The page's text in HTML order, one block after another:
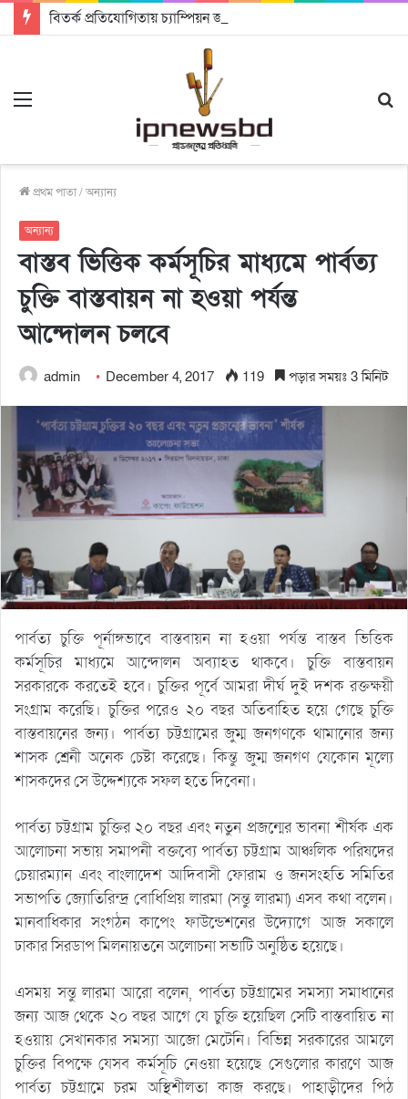
প্রথম পাতা/অন্যান্য
অন্যান্য
বাস্তব ভিত্তিক কর্মসূচির মাধ্যমে পার্বত্য
চুক্তি বাস্তবায়ন না হওয়া পর্যন্ত
আন্দোলন চলবে
admin December 4, 2017 119 পড়ার সময়ঃ 3 মিনিট
পার্বত্য চুক্তি পূর্নাঙ্গভাবে বাস্তবায়ন না হওয়া পর্যন্ত বাস্তব ভিত্তিক
কর্মসূচির মাধ্যমে আন্দোলন অব্যাহত থাকবে। চুক্তি বাস্তবায়ন
সরকারকে করতেই হবে। চুক্তির পূর্বে আমরা দীর্ঘ দুই দশক রক্তক্ষয়ী
সংগ্রাম করেছি। চুক্তির পরেও ২০ বছর অতিবাহিত হয়ে গেছে চুক্তি
বাস্তবায়নের জন্য। পার্বত্য চট্টগ্রামের জুম্ম জনগণকে থামানোর জন্য
শাসক শ্রেনী অনেক চেষ্টা করেছে। কিন্তু জুম্ম জনগণ যেকোন মূল্যে
শাসকদের সে উদ্দেশ্যকে সফল হতে দিবেনা।
পার্বত্য চট্টগ্রাম চুক্তির ২০ বছর এবং নতুন প্রজন্মের ভাবনা শীর্ষক এক
আলোচনা সভায় সমাপনী বক্তব্যে পার্বত্য চট্টগ্রাম আঞ্চলিক পরিষদের
চেয়ারম্যান এবং বাংলাদেশ আদিবাসী ফোরাম ও জনসংহতি সমিতির
সভাপতি জ্যোতিরিন্দ্র বোধিপ্রিয় লারমা (সন্তু লারমা) এসব কথা বলেন।
মানবাধিকার সংগঠন কাপেং ফাউন্ডেশনের উদ্যোগে আজ সকালে
ঢাকার সিরডাপ মিলনায়তনে অলোচনা সভাটি অনুষ্ঠিত হয়েছে।
এসময় সন্তু লারমা আরো বলেন, পার্বত্য চট্টগ্রামের সমস্যা সমাধানের
জন্য আজ থেকে ২০ বছর আগে যে চুক্তি হয়েছিল সেটি বাস্তবায়িত না
হওয়ায় সেখানকার সমস্যা আজো মেটেনি। বিভিন্ন সরকারের আমলে
চুক্তির বিপক্ষে যেসব কর্মসূচি নেওয়া হয়েছে সেগুলোর কারণে আজ
পার্বত্য চট্টগ্রামে চরম অস্থিশীলতা কাজ করছে। পাহাড়ীদের পিঠ